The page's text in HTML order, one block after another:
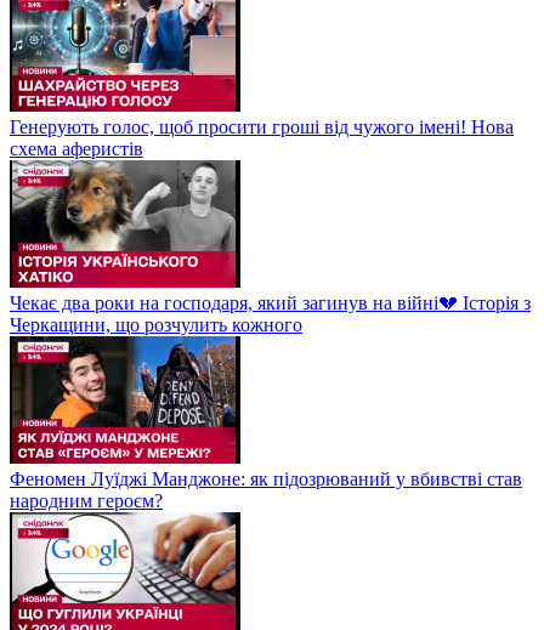
Генерують голос, щоб просити гроші від чужого імені! Нова
схема аферистів
Чекає два роки на господаря, який загинув на війні💔 Історія з
Черкащини, що розчулить кожного
Феномен Луїджі Манджоне: як підозрюваний у вбивстві став
народним героєм?